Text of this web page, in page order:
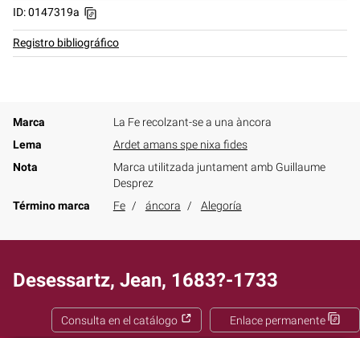
ID: 0147319a
Registro bibliográfico
Marca
La Fe recolzant-se a una àncora
Lema
Ardet amans spe nixa fides
Nota
Marca utilitzada juntament amb Guillaume
Desprez
Término marca
Fe áncora Alegoría
Desessartz, Jean, 1683?-1733
Enlace permanente
Consulta en el catálogo